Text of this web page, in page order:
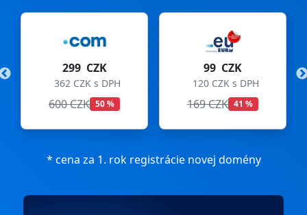
299 CZK
362 CZK s DPH
600 CZK 50 %
99 CZK
120 CZK s DPH
169 CZK 41 %
* cena za 1. rok registrácie novej domény